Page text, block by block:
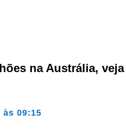
na Austrália, veja
às 09:15